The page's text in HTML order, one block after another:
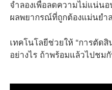
จำลองเพื่อลดความไม่แน่น
ผลพยากรณ์ที่ถูกต้องแม่นยำ
เทคโนโลยีช่วยให้ “การตัด
อย่างไร ถ้าพร้อมแล้วไปชมกั